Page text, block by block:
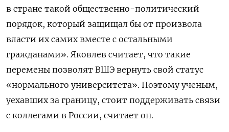
в стране такой общественно-политический
порядок, который защищал бы от произвола
власти их самих вместе с остальными
гражданами». Яковлев считает, что такие
перемены позволят ВШЭ вернуть свой статус
«нормального университета». Поэтому ученым,
уехавших за границу, стоит поддерживать связи
с коллегами в России, считает он.